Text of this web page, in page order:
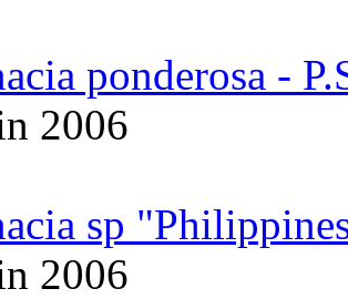
ponderosa -
2006
sp
2006